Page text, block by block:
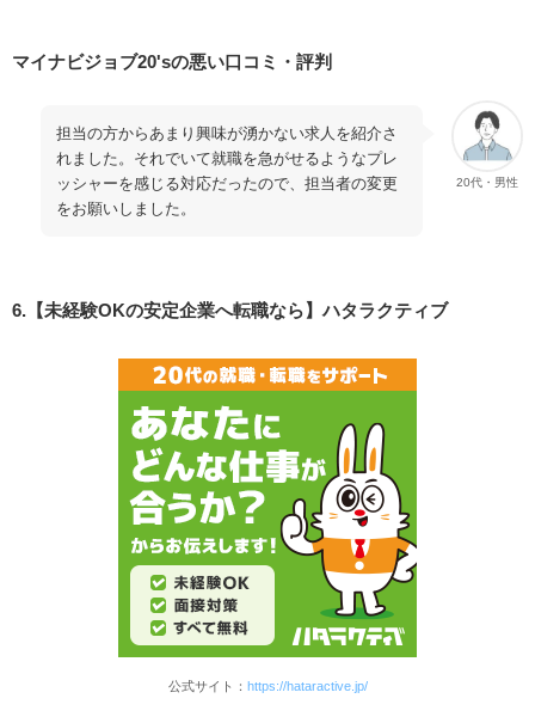
マイナビジョブ20'sの悪い口コミ・評判
20代・男性
担当の方からあまり興味が湧かない求人を紹介さ
れました。それでいて就職を急がせるようなプレ
ッシャーを感じる対応だったので、担当者の変更
をお願いしました。
6.【未経験OKの安定企業へ転職なら】ハタラクティブ
公式サイト： https://hataractive.jp/